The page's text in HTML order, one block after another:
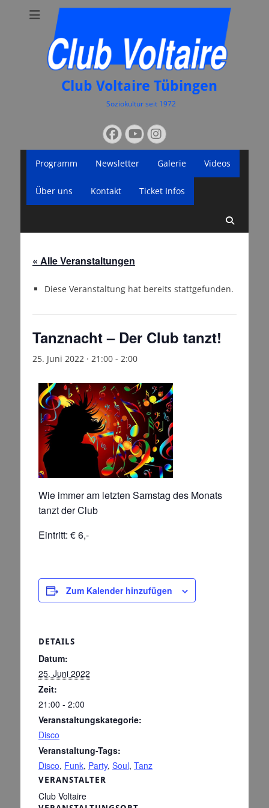
Club Voltaire Tübingen
Soziokultur seit 1972
nach:
Facebook
YouTube
Instagram
Menü
Inhalt
Programm Newsletter Galerie Videos
Über uns Kontakt Ticket Infos
« Alle Veranstaltungen
Diese Veranstaltung hat bereits stattgefunden.
Tanznacht – Der Club tanzt!
25. Juni 2022 · 21:00 - 2:00
Wie immer am letzten Samstag des Monats
tanzt der Club
Eintritt: € 6,-
Zum Kalender hinzufügen
DETAILS
Datum:
25. Juni 2022
Zeit:
21:00 - 2:00
Veranstaltungskategorie:
Disco
Veranstaltung-Tags:
Disco, Funk, Party, Soul, Tanz
VERANSTALTER
Club Voltaire